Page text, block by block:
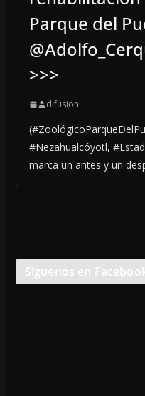
Parque del
>>>
difusion
#Nezahualcóyotl,
marca un antes y un
Síguenos en